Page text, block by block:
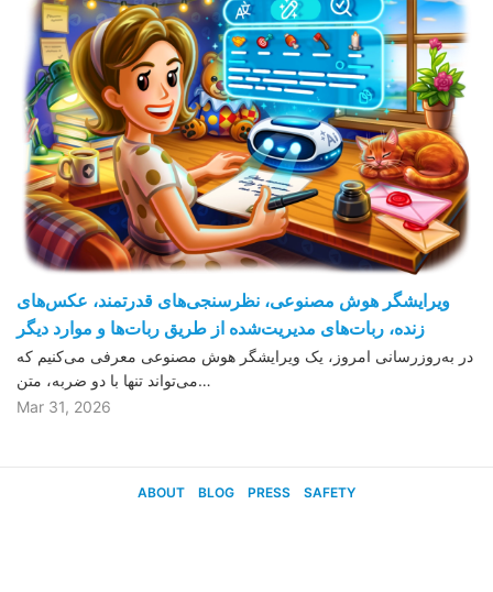
ویرایشگر هوش مصنوعی، نظرسنجی‌های قدرتمند، عکس‌های
زنده، ربات‌های مدیریت‌شده از طریق ربات‌ها و موارد دیگر
در به‌روزرسانی امروز، یک ویرایشگر هوش مصنوعی معرفی می‌کنیم که
می‌تواند تنها با دو ضربه، متن…
Mar 31, 2026
ABOUT BLOG PRESS SAFETY